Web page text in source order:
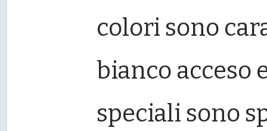
colori sono
bianco acceso
speciali sono